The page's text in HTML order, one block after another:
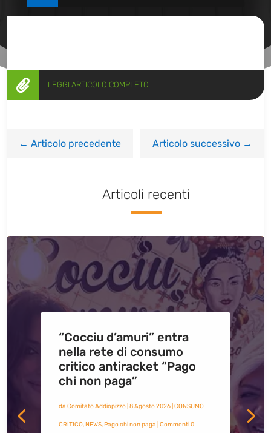
 LEGGI ARTICOLO COMPLETO
←Articolo precedente Articolo successivo→
Articoli recenti
“Cocciu d’amuri” entra
nella rete di consumo
critico antiracket “Pago
chi non paga”
da Comitato Addiopizzo| 8 Agosto 2026| CONSUMO
CRITICO,NEWS,Pago chi non paga | Commenti 0